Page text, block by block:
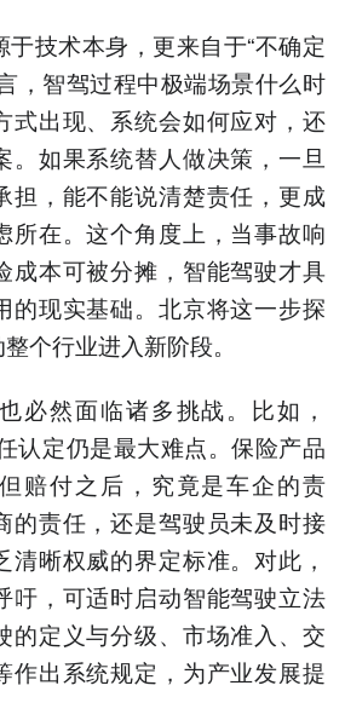
技术本身，更来自于“不确定
，智驾过程中极端场景什么时
式出现、系统会如何应对，还
。如果系统替人做决策，一旦
担，能不能说清楚责任，更成
所在。这个角度上，当事故响
成本可被分摊，智能驾驶才具
的现实基础。北京将这一步探
个行业进入新阶段。
必然面临诸多挑战。比如，
认定仍是最大难点。保险产品
赔付之后，究竟是车企的责
的责任，还是驾驶员未及时接
清晰权威的界定标准。对此，
吁，可适时启动智能驾驶立法
的定义与分级、市场准入、交
作出系统规定，为产业发展提